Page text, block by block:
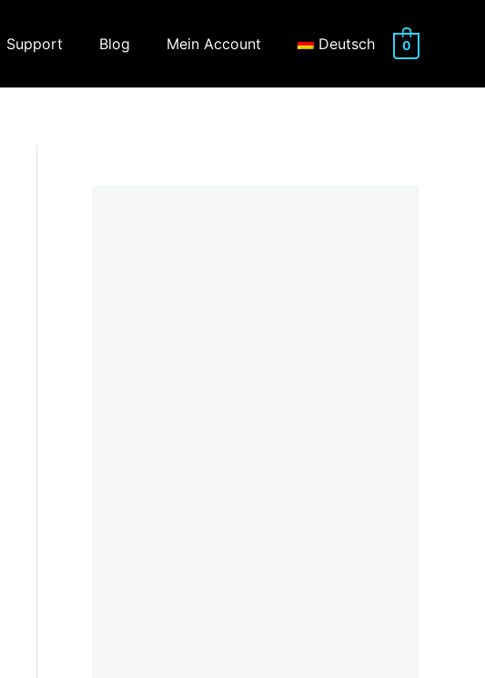
Support Blog Mein Account Deutsch 0